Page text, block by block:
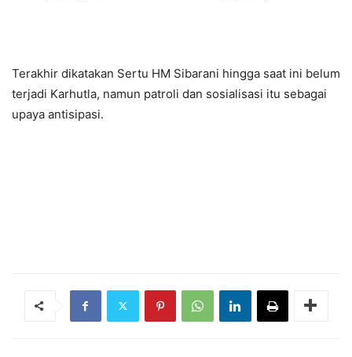
Terakhir dikatakan Sertu HM Sibarani hingga saat ini belum
terjadi Karhutla, namun patroli dan sosialisasi itu sebagai
upaya antisipasi.